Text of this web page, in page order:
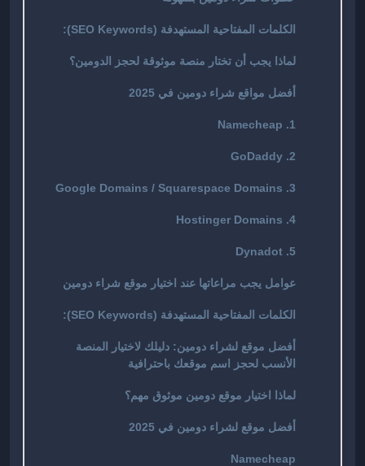
الكلمات المفتاحية المستهدفة (SEO Keywords):
لماذا يجب أن تختار منصة موثوقة لحجز الدومين؟
أفضل مواقع شراء دومين في 2025
1. Namecheap
2. GoDaddy
3. Google Domains / Squarespace Domains
4. Hostinger Domains
5. Dynadot
عوامل يجب مراعاتها عند اختيار موقع شراء دومين
الكلمات المفتاحية المستهدفة (SEO Keywords):
أفضل موقع لشراء دومين: دليلك لاختيار المنصة
الأنسب لحجز اسم موقعك باحترافية
لماذا اختيار موقع دومين موثوق مهم؟
أفضل موقع لشراء دومين في 2025
Namecheap